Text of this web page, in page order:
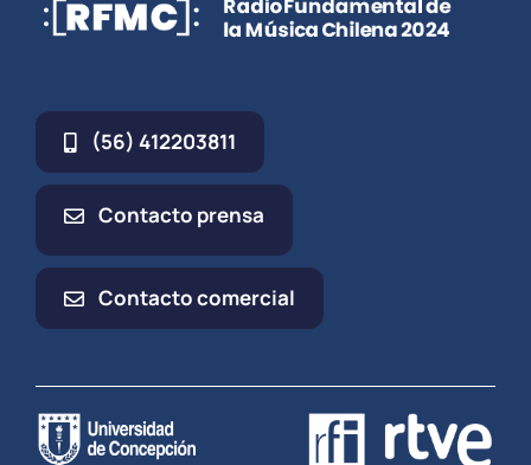
(56) 412203811
Contacto prensa
Contacto comercial